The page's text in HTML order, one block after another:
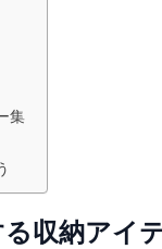
集
収納アイ